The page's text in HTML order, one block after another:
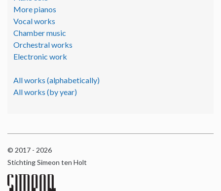
More pianos
Vocal works
Chamber music
Orchestral works
Electronic work
All works (alphabetically)
All works (by year)
© 2017 - 2026
Stichting Simeon ten Holt